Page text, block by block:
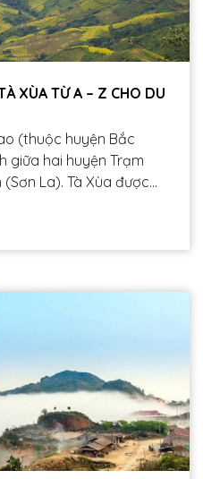
XÙA TỪ A – Z CHO DU
(thuộc huyện Bắc
giữa hai huyện Trạm
(Sơn La). Tà Xùa được
địa danh “Sống Lưng
cao hơn 2800m.